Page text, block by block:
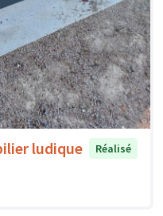
ludique
Réalisé